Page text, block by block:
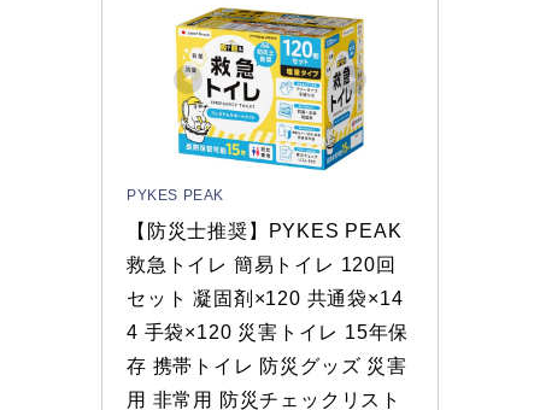
PYKES PEAK
【防災士推奨】PYKES PEAK
救急トイレ 簡易トイレ 120回
セット 凝固剤×120 共通袋×14
4 手袋×120 災害トイレ 15年保
存 携帯トイレ 防災グッズ 災害
用 非常用 防災チェックリスト